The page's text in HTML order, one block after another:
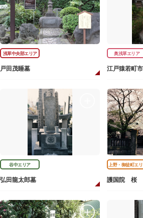
浅草中央部エリア
戸田茂睡墓
奥浅草エリア
江戸猿若町
谷中エリア
弘田龍太郎墓
上野・御徒町エ
護国院 桜